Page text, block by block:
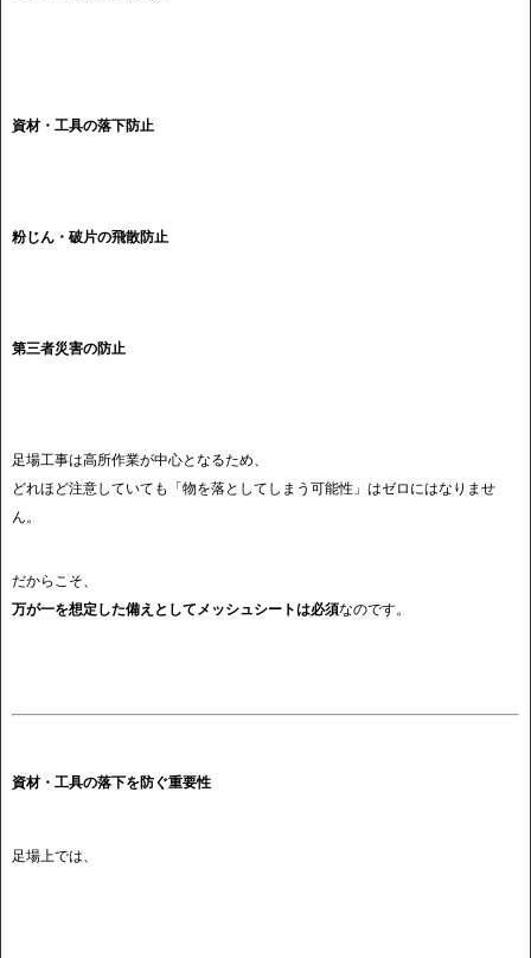
資材・工具の落下防止
粉じん・破片の飛散防止
第三者災害の防止
足場工事は高所作業が中心となるため、
どれほど注意していても「物を落としてしまう可能性」はゼロにはなりませ
ん。
だからこそ、
万が一を想定した備えとしてメッシュシートは必須なのです。
資材・工具の落下を防ぐ重要性
足場上では、